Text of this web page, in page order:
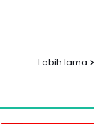
Lebih lama